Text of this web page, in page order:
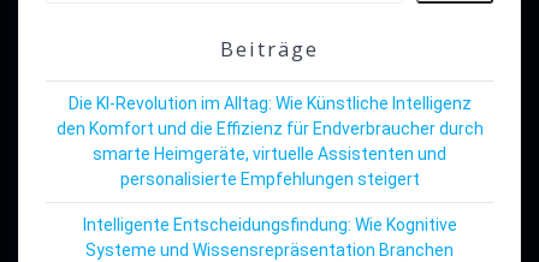
Beiträge
Die KI-Revolution im Alltag: Wie Künstliche Intelligenz
den Komfort und die Effizienz für Endverbraucher durch
smarte Heimgeräte, virtuelle Assistenten und
personalisierte Empfehlungen steigert
Intelligente Entscheidungsfindung: Wie Kognitive
Systeme und Wissensrepräsentation Branchen